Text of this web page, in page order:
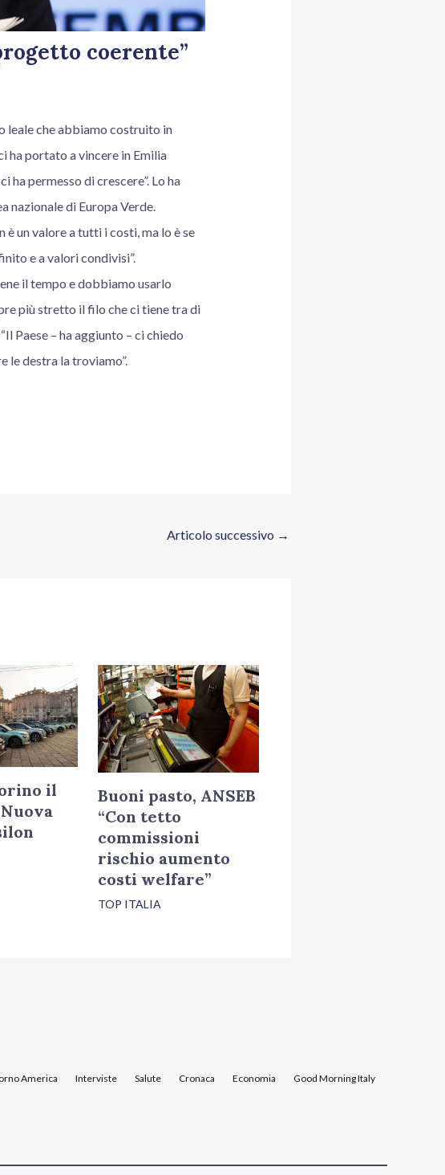
coerente”
leale che abbiamo costruito in
ha portato a vincere in Emilia
permesso di crescere”. Lo ha
nazionale di Europa Verde.
è un valore a tutti i costi, ma lo è se
e a valori condivisi”.
il tempo e dobbiamo usarlo
più stretto il filo che ci tiene tra di
Paese – ha aggiunto – ci chiedo
le destra la troviamo”.
Articolo successivo →
il
Buoni pasto, ANSEB
“Con tetto
commissioni
rischio aumento
costi welfare”
TOP ITALIA
America Interviste Salute Cronaca Economia Good Morning Italy